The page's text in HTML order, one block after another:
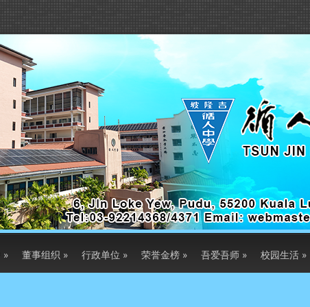
» 董事组织 » 行政单位 » 荣誉金榜 » 吾爱吾师 » 校园生活 »